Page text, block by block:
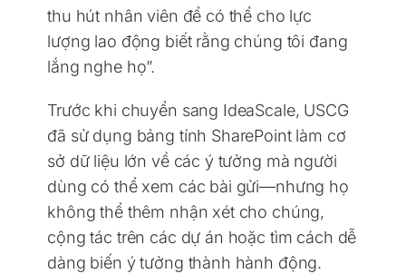
thu hút nhân viên để có thể cho lực
lượng lao động biết rằng chúng tôi đang
lắng nghe họ”.
Trước khi chuyển sang IdeaScale, USCG
đã sử dụng bảng tính SharePoint làm cơ
sở dữ liệu lớn về các ý tưởng mà người
dùng có thể xem các bài gửi—nhưng họ
không thể thêm nhận xét cho chúng,
cộng tác trên các dự án hoặc tìm cách dễ
dàng biến ý tưởng thành hành động.